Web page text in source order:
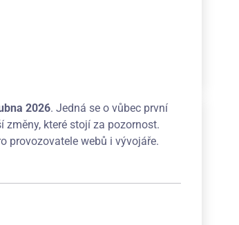
2026. Jedná se o vůbec první
změny, které stojí za pozornost.
provozovatele webů i vývojáře.